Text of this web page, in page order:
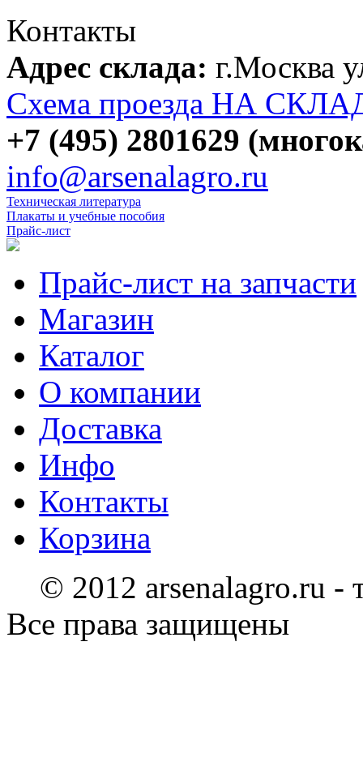
Контакты
Адрес склада: г.Москва
Схема проезда НА
+7 (495) 2801629
info@arsenalagro.ru
Техническая литература
Плакаты и учебные пособия
Прайс-лист
Прайс-лист на запчасти
Магазин
Каталог
О компании
Доставка
Инфо
Контакты
Корзина
© 2012 arsenalagro.ru -
Все права защищены